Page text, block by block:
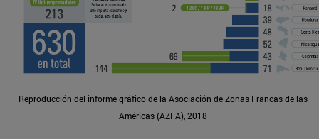
Reproducción del informe gráfico de la Asociación de Zonas Francas de las
Américas (AZFA), 2018